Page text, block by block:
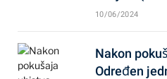
10/06/2024
Nakon
Određen